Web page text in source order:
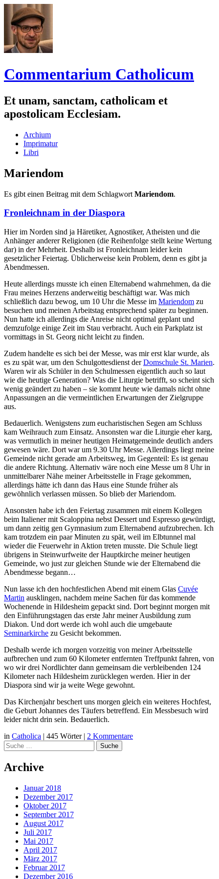
Commentarium Catholicum
Et unam, sanctam, catholicam et
apostolicam Ecclesiam.
Zum
Inhalt
springen
Archium
Imprimatur
Libri
Mariendom
Es gibt einen Beitrag mit dem Schlagwort Mariendom.
Fronleichnam in der Diaspora
Hier im Norden sind ja Häretiker, Agnostiker, Atheisten und die
Anhänger anderer Religionen (die Reihenfolge stellt keine Wertung
dar) in der Mehrheit. Deshalb ist Fronleichnam leider kein
gesetzlicher Feiertag. Üblicherweise kein Problem, denn es gibt ja
Abendmessen.
Heute allerdings musste ich einen Elternabend wahrnehmen, da die
Frau meines Herzens anderweitig beschäftigt war. Was mich
schließlich dazu bewog, um 10 Uhr die Messe im Mariendom zu
besuchen und meinen Arbeitstag entsprechend später zu beginnen.
Nun hatte ich allerdings die Anreise nicht optimal geplant und
demzufolge einige Zeit im Stau verbracht. Auch ein Parkplatz ist
vormittags in St. Georg nicht leicht zu finden.
Zudem handelte es sich bei der Messe, was mir erst klar wurde, als
es zu spät war, um den Schulgottesdienst derDomschule St. Marien.
Waren wir als Schüler in den Schulmessen eigentlich auch so laut
wie die heutige Generation? Was die Liturgie betrifft, so scheint sich
wenig geändert zu haben – sie kommt heute wie damals nicht ohne
Anpassungen an die vermeintlichen Erwartungen der Zielgruppe
aus.
Bedauerlich. Wenigstens zum eucharistischen Segen am Schluss
kam Weihrauch zum Einsatz. Ansonsten war die Liturgie eher karg,
was vermutlich in meiner heutigen Heimatgemeinde deutlich anders
gewesen wäre. Dort war um 9.30 Uhr Messe. Allerdings liegt meine
Gemeinde nicht gerade am Arbeitsweg, im Gegenteil: Es ist genau
die andere Richtung. Alternativ wäre noch eine Messe um 8 Uhr in
unmittelbarer Nähe meiner Arbeitsstelle in Frage gekommen,
allerdings hätte ich dann das Haus eine Stunde früher als
gewöhnlich verlassen müssen. So blieb der Mariendom.
Ansonsten habe ich den Feiertag zusammen mit einem Kollegen
beim Italiener mit Scaloppina nebst Dessert und Espresso gewürdigt,
um dann zeitig gen Gymnasium zum Elternabend aufzubrechen. Ich
kam trotzdem ein paar Minuten zu spät, weil im Elbtunnel mal
wieder die Feuerwehr in Aktion treten musste. Die Schule liegt
übrigens in Steinwurfweite der Hauptkirche meiner heutigen
Gemeinde, wo just zur gleichen Stunde wie der Elternabend die
Abendmesse begann…
Nun lasse ich den hochfestlichen Abend mit einem Glas Cuvée
Martin ausklingen, nachdem meine Sachen für das kommende
Wochenende in Hildesheim gepackt sind. Dort beginnt morgen mit
den Einführungstagen das erste Jahr meiner Ausbildung zum
Diakon. Und dort werde ich wohl auch die umgebaute
Seminarkirche zu Gesicht bekommen.
Deshalb werde ich morgen vorzeitig von meiner Arbeitsstelle
aufbrechen und zum 60 Kilometer entfernten Treffpunkt fahren, von
wo wir drei Nordlichter dann gemeinsam die verbleibenden 124
Kilometer nach Hildesheim zurücklegen werden. Hier in der
Diaspora sind wir ja weite Wege gewohnt.
Das Kirchenjahr beschert uns morgen gleich ein weiteres Hochfest,
die Geburt Johannes des Täufers betreffend. Ein Messbesuch wird
leider nicht drin sein. Bedauerlich.
in Catholica | 445 Wörter | 2 Kommentare
Suche
Archive
Januar 2018
Dezember 2017
Oktober 2017
September 2017
August 2017
Juli 2017
Mai 2017
April 2017
März 2017
Februar 2017
Dezember 2016